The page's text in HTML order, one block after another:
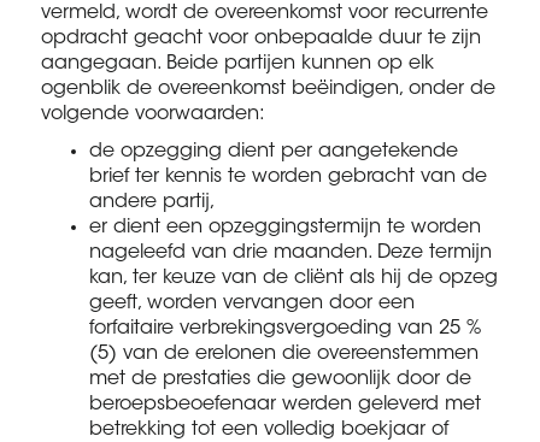
vermeld, wordt de overeenkomst voor recurrente
opdracht geacht voor onbepaalde duur te zijn
aangegaan. Beide partijen kunnen op elk
ogenblik de overeenkomst beëindigen, onder de
volgende voorwaarden:
de opzegging dient per aangetekende
brief ter kennis te worden gebracht van de
andere partij,
er dient een opzeggingstermijn te worden
nageleefd van drie maanden. Deze termijn
kan, ter keuze van de cliënt als hij de opzeg
geeft, worden vervangen door een
forfaitaire verbrekingsvergoeding van 25 %
(5) van de erelonen die overeenstemmen
met de prestaties die gewoonlijk door de
beroepsbeoefenaar werden geleverd met
betrekking tot een volledig boekjaar of